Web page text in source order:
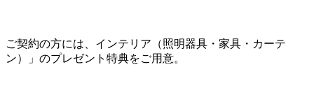
ご契約の方には、インテリア（照明器具・家具・カーテ
ン）」のプレゼント特典をご用意。